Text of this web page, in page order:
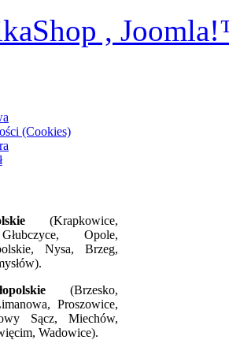
,
(Cookies)
(Krapkowice,
Opole,
Nysa, Brzeg,
(Brzesko,
Proszowice,
Sącz, Miechów,
Wadowice).